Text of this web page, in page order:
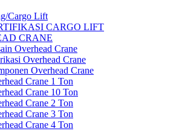
Cargo Lift
CARGO LIFT
CRANE
Overhead Crane
Overhead Crane
Overhead Crane
Crane 1 Ton
Crane 10 Ton
Crane 2 Ton
Crane 3 Ton
Crane 4 Ton